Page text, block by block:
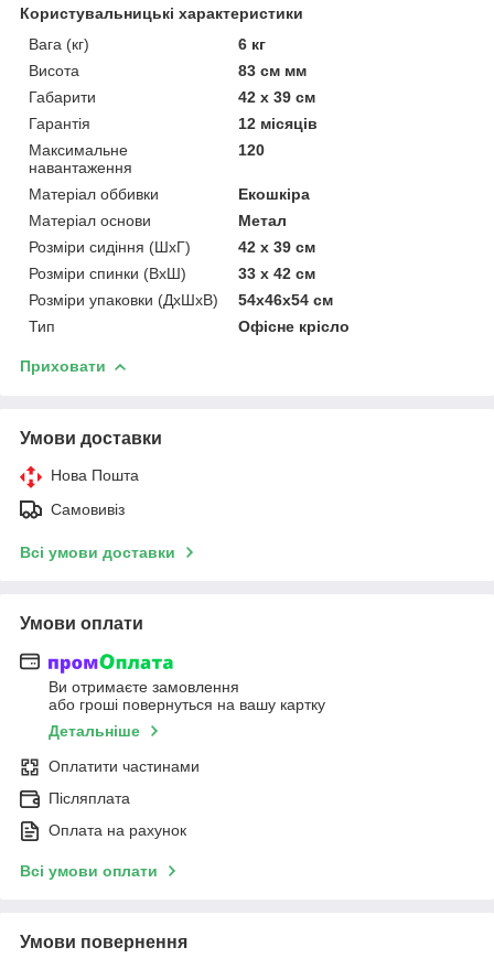
Користувальницькі характеристики
Вага (кг)
6 кг
Висота
83 см мм
Габарити
42 x 39 см
Гарантія
12 місяців
Максимальне
навантаження
120
Матеріал оббивки
Екошкіра
Матеріал основи
Метал
Розміри сидіння (ШхГ)
42 х 39 см
Розміри спинки (ВхШ)
33 х 42 см
Розміри упаковки (ДхШхВ)
54х46х54 см
Тип
Офісне крісло
Приховати
Умови доставки
Нова Пошта
Самовивіз
Всі умови доставки
Умови оплати
Ви отримаєте замовлення
або гроші повернуться на вашу картку
Детальніше
Оплатити частинами
Післяплата
Оплата на рахунок
Всі умови оплати
Умови повернення